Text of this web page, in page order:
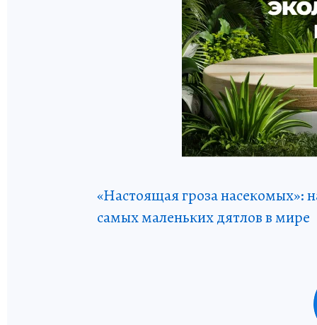
«Настоящая гроза насекомых»:
самых маленьких дятлов в мире